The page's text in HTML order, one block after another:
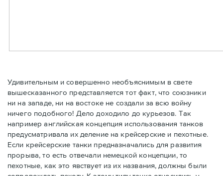
Удивительным и совершенно необъяснимым в свете
вышесказанного представляется тот факт, что союзники
ни на западе, ни на востоке не создали за всю войну
ничего подобного! Дело доходило до курьезов. Так
например английская концепция использования танков
предусматривала их деление на крейсерские и пехотные.
Если крейсерские танки предназначались для развития
прорыва, то есть отвечали немецкой концепции, то
пехотные, как это явствует из их названия, должны были